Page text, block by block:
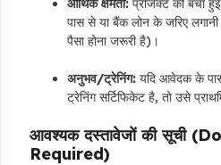
आर्थिक क्षमता:प्रोजेक्ट की बची
पास से या बैंक लोन के जरिए
पैसा होना जरूरी है)।
अनुभव/ट्रेनिंग:यदि आवेदक के
ट्रेनिंग सर्टिफिकेट है, तो उसे
आवश्यक दस्तावेजों की सूची
Required)